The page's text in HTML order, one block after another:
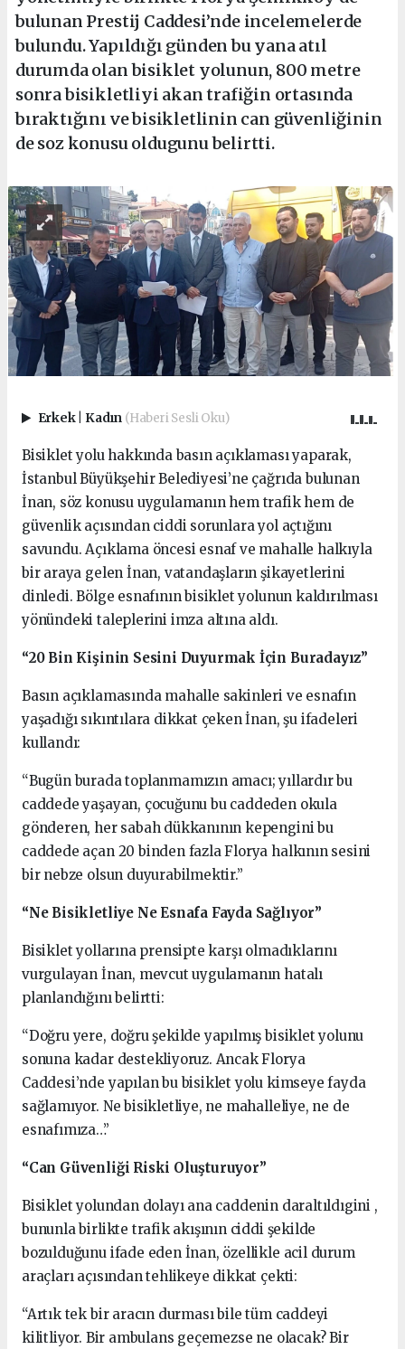
bulunan Prestij Caddesi’nde incelemelerde
bulundu. Yapıldığı günden bu yana atıl
durumda olan bisiklet yolunun, 800 metre
sonra bisikletliyi akan trafiğin ortasında
bıraktığını ve bisikletlinin can güvenliğinin
de soz konusu oldugunu belirtti.
Erkek Kadın (Haberi Sesli Oku)
Bisiklet yolu hakkında basın açıklaması yaparak,
İstanbul Büyükşehir Belediyesi’ne çağrıda bulunan
İnan, söz konusu uygulamanın hem trafik hem de
güvenlik açısından ciddi sorunlara yol açtığını
savundu. Açıklama öncesi esnaf ve mahalle halkıyla
bir araya gelen İnan, vatandaşların şikayetlerini
dinledi. Bölge esnafının bisiklet yolunun kaldırılması
yönündeki taleplerini imza altına aldı.
“20 Bin Kişinin Sesini Duyurmak İçin Buradayız”
Basın açıklamasında mahalle sakinleri ve esnafın
yaşadığı sıkıntılara dikkat çeken İnan, şu ifadeleri
kullandı:
“Bugün burada toplanmamızın amacı; yıllardır bu
caddede yaşayan, çocuğunu bu caddeden okula
gönderen, her sabah dükkanının kepengini bu
caddede açan 20 binden fazla Florya halkının sesini
bir nebze olsun duyurabilmektir.”
“Ne Bisikletliye Ne Esnafa Fayda Sağlıyor”
Bisiklet yollarına prensipte karşı olmadıklarını
vurgulayan İnan, mevcut uygulamanın hatalı
planlandığını belirtti:
“Doğru yere, doğru şekilde yapılmış bisiklet yolunu
sonuna kadar destekliyoruz. Ancak Florya
Caddesi’nde yapılan bu bisiklet yolu kimseye fayda
sağlamıyor. Ne bisikletliye, ne mahalleliye, ne de
esnafımıza…”
“Can Güvenliği Riski Oluşturuyor”
Bisiklet yolundan dolayı ana caddenin daraltıldıgini ,
bununla birlikte trafik akışının ciddi şekilde
bozulduğunu ifade eden İnan, özellikle acil durum
araçları açısından tehlikeye dikkat çekti:
“Artık tek bir aracın durması bile tüm caddeyi
kilitliyor. Bir ambulans geçemezse ne olacak? Bir